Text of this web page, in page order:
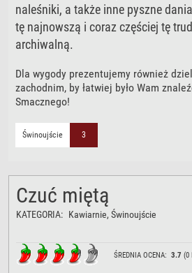
naleśniki, a także inne pyszne
tę najnowszą i coraz częściej tę
archiwalną.
Dla wygody prezentujemy również
zachodnim, by łatwiej było Wam
Smacznego!
Świnoujście 3
Czuć miętą
KATEGORIA: Kawiarnie, Świnoujście
ŚREDNIA OCENA:3.7 (0